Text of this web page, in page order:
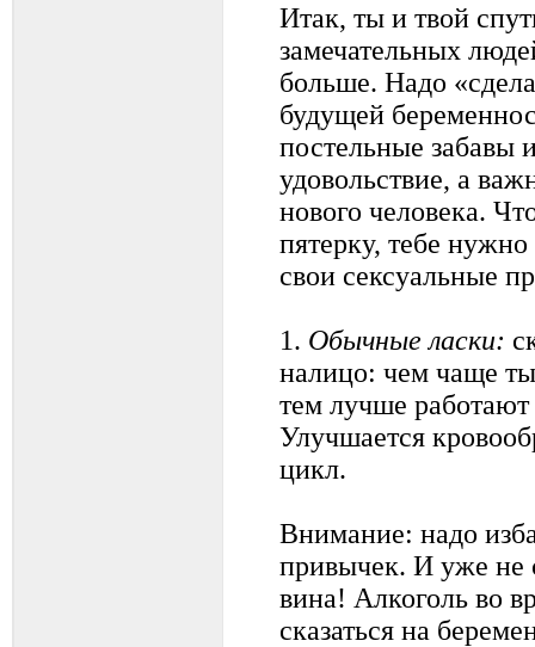
Итак, ты и твой
замечательных
больше. Надо
будущей
постельные забавы
удовольствие, а
нового человека.
пятерку, тебе
свои сексуальные
1. Обычные ласки:
налицо: чем чаще
тем лучше работают
Улучшается
цикл.
Внимание: надо
привычек. И уже не
вина! Алкоголь во
сказаться на